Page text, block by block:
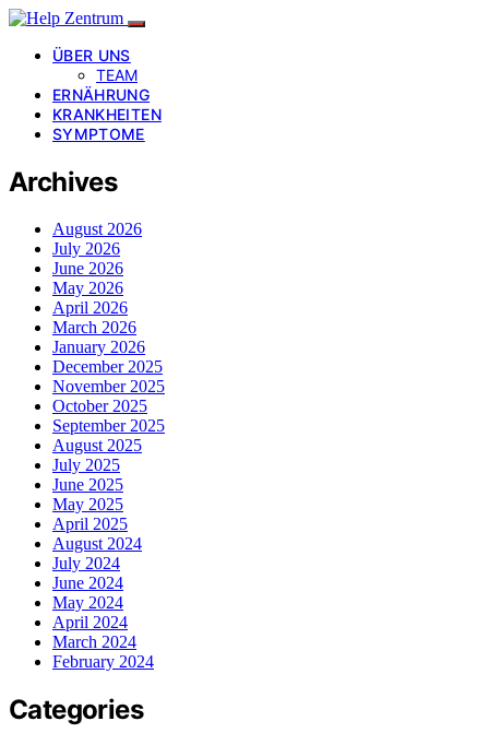
ÜBER UNS
TEAM
ERNÄHRUNG
KRANKHEITEN
SYMPTOME
Archives
August 2026
July 2026
June 2026
May 2026
April 2026
March 2026
January 2026
December 2025
November 2025
October 2025
September 2025
August 2025
July 2025
June 2025
May 2025
April 2025
August 2024
July 2024
June 2024
May 2024
April 2024
March 2024
February 2024
Categories